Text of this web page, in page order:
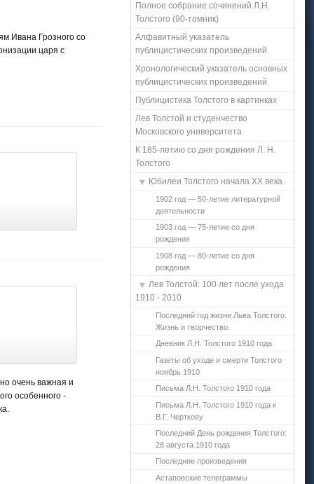
Ивана Грозного со
царя с
очень важная и
особенного -
Полное собрание сочинений Л.Н.
Толстого (90-томник)
Алфавитный указатель
публицистических произведений
Хронологический указатель основных
публицистических произведений
Публицистика Толстого в картинках
Лев Толстой и студенчество
Московского университета
К 185-летию со дня рождения Л. Н.
Толстого
Юбилеи Толстого начала ХХ века
1902 год — 50-летие литературной
деятельности
1903 год — 75-летие со дня
рождения
1908 год — 80-летие со дня
рождения
Лев Толстой: 100 лет после ухода
1910 - 2010
Последний год жизни Льва Толстого.
Жизнь и творчество.
Дневник Л.Н. Толстого 1910 года
Газеты об уходе и смерти Толстого
ноябрь 1910
Письма Л.Н. Толстого 1910 года
Письма Л.Н. Толстого 1910 года к
В.Г. Черткову
Последний День рождения Толстого:
28 августа 1910 года
Последние произведения
Астаповские телеграммы